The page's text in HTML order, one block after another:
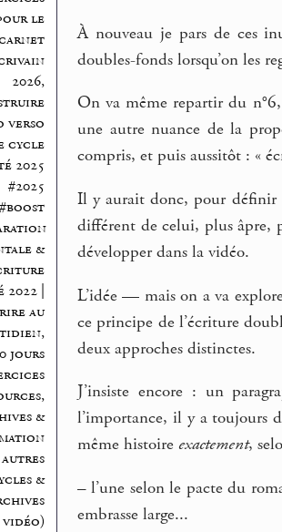
le
2026,
verso
cycle
2025
#2025
#boost
&
|
au
jours
&
autres
&
vidéo)
À nouveau je pars de ces
doubles-fonds lorsqu’on les
On va même repartir du
une autre nuance de la
compris, et puis aussitôt : «
Il y aurait donc, pour
différent de celui, plus âpre,
développer dans la vidéo.
L’idée — mais on a va
ce principe de l’écriture
deux approches distinctes.
J’insiste encore : un
l’importance, il y a toujours
même histoireexactement,
– l’une selon le pacte du
embrasse large...